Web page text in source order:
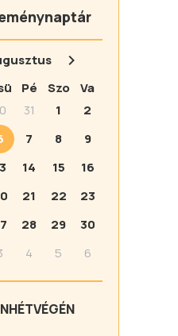
Pé Szo
Va
31 1
2
7 8
9
14 15
16
21 22
23
28 29
30
4 5 6
HÉTVÉGÉN